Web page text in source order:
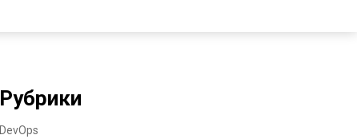
Рубрики
DevOps